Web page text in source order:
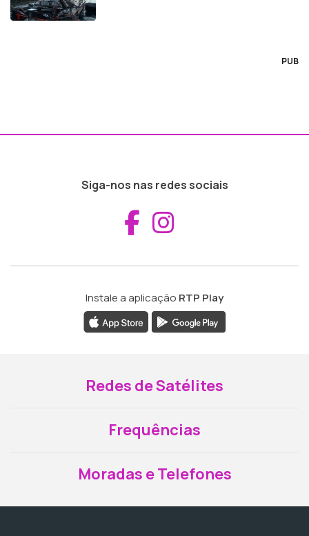
PUB
Siga-nos nas redes sociais
Aceder ao
Instale a aplicação RTP Play
Redes de Satélites
Frequências
Moradas e Telefones